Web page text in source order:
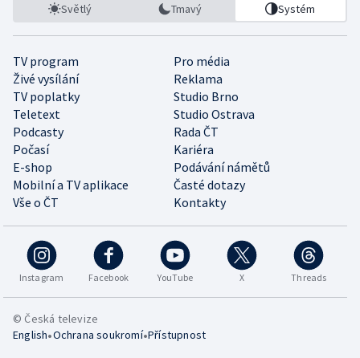
Světlý Tmavý Systém
TV program
Pro média
Živé vysílání
Reklama
TV poplatky
Studio Brno
Teletext
Studio Ostrava
Podcasty
Rada ČT
Počasí
Kariéra
E-shop
Podávání námětů
Mobilní a TV aplikace
Časté dotazy
Vše o ČT
Kontakty
Instagram Facebook YouTube X Threads
© Česká televize
English•Ochrana soukromí•Přístupnost